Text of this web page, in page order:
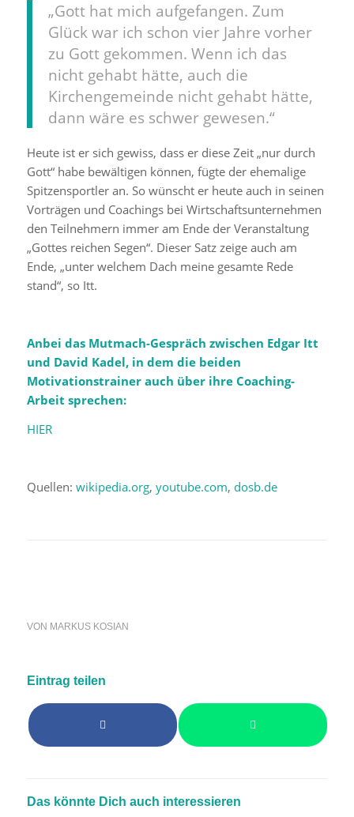
„Gott hat mich aufgefangen. Zum
Glück war ich schon vier Jahre vorher
zu Gott gekommen. Wenn ich das
nicht gehabt hätte, auch die
Kirchengemeinde nicht gehabt hätte,
dann wäre es schwer gewesen.“
Heute ist er sich gewiss, dass er diese Zeit „nur durch
Gott“ habe bewältigen können, fügte der ehemalige
Spitzensportler an. So wünscht er heute auch in seinen
Vorträgen und Coachings bei Wirtschaftsunternehmen
den Teilnehmern immer am Ende der Veranstaltung
„Gottes reichen Segen“. Dieser Satz zeige auch am
Ende, „unter welchem Dach meine gesamte Rede
stand“, so Itt.
Anbei das Mutmach-Gespräch zwischen Edgar Itt
und David Kadel, in dem die beiden
Motivationstrainer auch über ihre Coaching-
Arbeit sprechen:
HIER
Quellen: wikipedia.org, youtube.com, dosb.de
VON MARKUS KOSIAN
Eintrag teilen
Das könnte Dich auch interessieren